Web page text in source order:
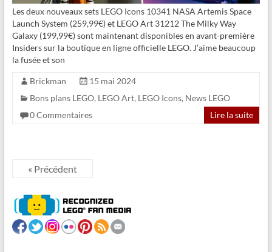
Les deux nouveaux sets LEGO Icons 10341 NASA Artemis Space
Launch System (259,99€) et LEGO Art 31212 The Milky Way
Galaxy (199,99€) sont maintenant disponibles en avant-première
Insiders sur la boutique en ligne officielle LEGO. J’aime beaucoup
la fusée et son
Brickman
15 mai 2024
Bons plans LEGO, LEGO Art, LEGO Icons, News LEGO
0 Commentaires
Lire la suite
« Précédent